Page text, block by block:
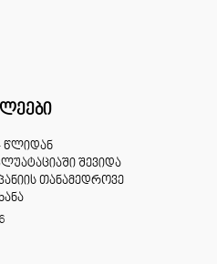
წლიდან
შევიდა
თანამედროვე